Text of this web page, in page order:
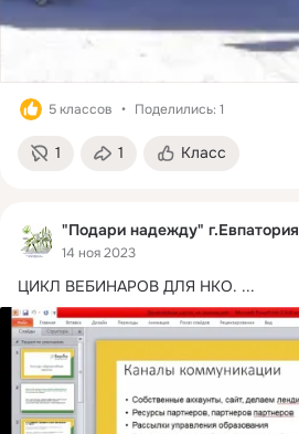
5 классов Поделились: 1
1 1 Класс
"Подари надежду" г.Евпатория
14 ноя 2023
ЦИКЛ ВЕБИНАРОВ ДЛЯ НКО. ...